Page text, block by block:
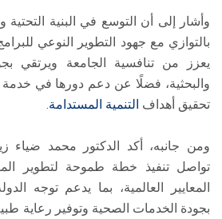
وأشار إلى أن التوسع في البنية التحتية
بالتوازي مع جهود التطوير النوعي للبرامج
يعزز من تنافسية الجامعة ويرتقي
والبحثية، فضلًا عن دعم دورها في
تحقيق أهداف التنمية المستدامة.
ومن جانبه، أكد الدكتور محمد ضياء
تواصل تنفيذ خطة طموحة لتطوير
المعايير العالمية، بما يدعم توجه
بجودة الخدمات الصحية وتوفير رعاية